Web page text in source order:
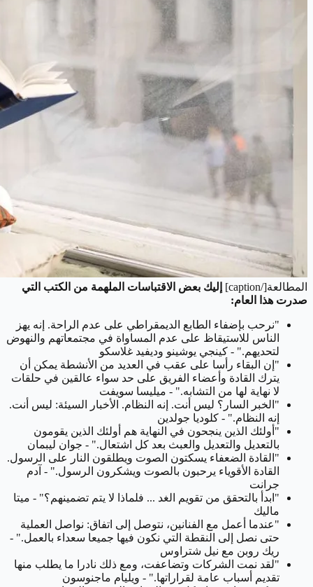
المطالعة[/caption]
إليك بعض الاقتباسات الملهمة من الكتب التي
صدرت هذا العام:
"نرحب بإضفاء الطابع الديمقراطي على عدم الراحة. إنه يهز
الناس للاستيقاظ على عدم المساواة في مجتمعاتهم والنهوض
لتحديهم." - كينجي يوشينو وديفيد غلاسكو
"إن البقاء رأسا على عقب في العديد من الأنشطة يمكن أن
يترك القادة وأعضاء الفريق على حد سواء عالقين في حلقات
لا نهاية لها من التشابه." - ميليسا سويفت
"الخبر السار؟ ليس أنت. إنه النظام. الأخبار السيئة: ليس أنت.
إنه النظام." - كلوديا جولدين
"أولئك الذين ينجحون في النهاية هم أولئك الذين يقومون
بالتعديل والتعديل والعبث بعد كل اشتعال." - جوان ليبمان
"القادة الضعفاء يسكتون الصوت ويطلقون النار على الرسول.
القادة الأقوياء يرحبون بالصوت ويشكرون الرسول." - آدم
جرانت
"ابدأ بالتحقق من تقويم الغد ... فلماذا لا يتم تضمينهم؟" - ميتا
ماليك
"عندما أعمل مع الفنانين، نتوصل إلى اتفاق: نواصل العملية
حتى نصل إلى النقطة التي نكون فيها جميعا سعداء بالعمل." -
ريك روبن مع نيل شتراوس
"لقد نمت الشركات وتضاعفت، ومع ذلك نادرا ما يطلب منها
تقديم أسباب عامة لقراراتها." - ويليام ماجنوسون